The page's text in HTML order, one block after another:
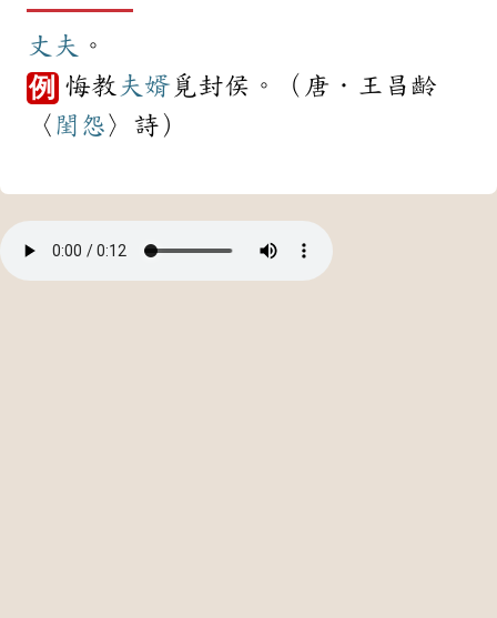
丈夫 。
例 悔教 夫婿 覓封侯。（唐．王昌齡
〈 閨怨 〉詩）